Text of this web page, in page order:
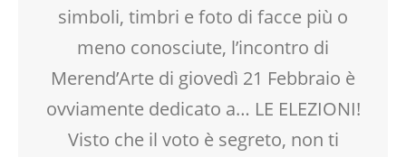
TEMPO LIBERO
simboli, timbri e foto di facce più o
meno conosciute, l’incontro di
Merend’Arte di giovedì 21 Febbraio è
ovviamente dedicato a… LE ELEZIONI!
Visto che il voto è segreto, non ti